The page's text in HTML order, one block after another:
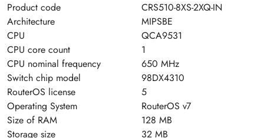
Product code
CRS510-8XS-2XQ-IN
Architecture
MIPSBE
CPU
QCA9531
CPU core count
1
CPU nominal frequency
650 MHz
Switch chip model
98DX4310
RouterOS license
5
Operating System
RouterOS v7
Size of RAM
128 MB
Storage size
32 MB